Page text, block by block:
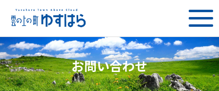
お問い合わせ